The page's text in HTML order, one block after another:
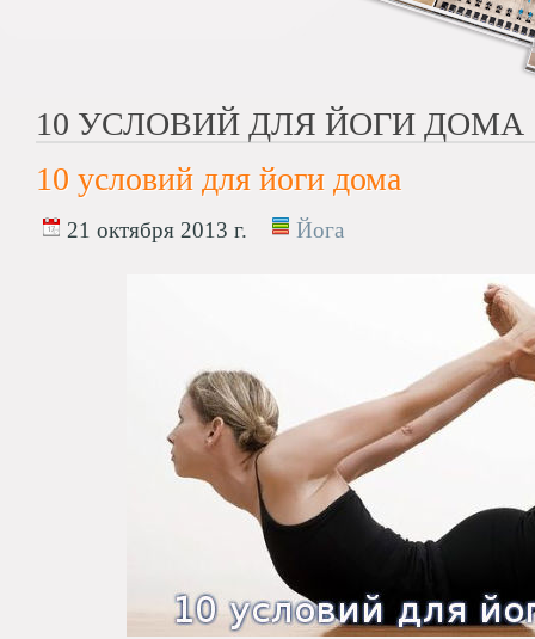
10 УСЛОВИЙ ДЛЯ ЙОГИ ДОМА
10 условий для йоги дома
21 октября 2013 г. Йога